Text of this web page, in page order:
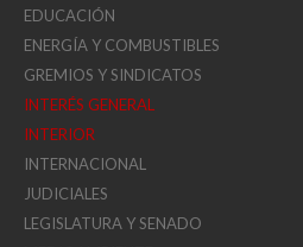
EDUCACIÓN
ENERGÍA Y COMBUSTIBLES
GREMIOS Y SINDICATOS
INTERÉS GENERAL
INTERIOR
INTERNACIONAL
JUDICIALES
LEGISLATURA Y SENADO